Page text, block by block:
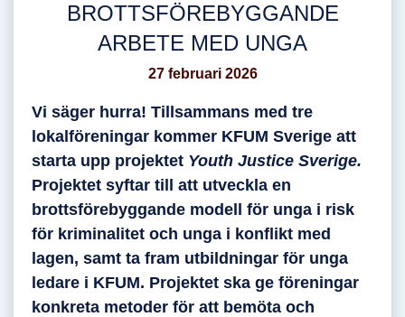
BROTTSFÖREBYGGANDE
ARBETE MED UNGA
27 februari 2026
Vi säger hurra! Tillsammans med tre
lokalföreningar kommer KFUM Sverige att
starta upp projektet Youth Justice Sverige.
Projektet syftar till att utveckla en
brottsförebyggande modell för unga i risk
för kriminalitet och unga i konflikt med
lagen, samt ta fram utbildningar för unga
ledare i KFUM. Projektet ska ge föreningar
konkreta metoder för att bemöta och